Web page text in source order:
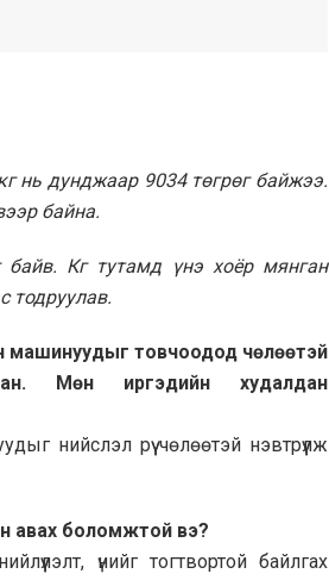
нь дунджаар 9034 төгрөг байжээ.
байна.
Кг тутамд үнэ хоёр мянган
тодруулав.
машинуудыг товчоодод чөлөөтэй
Мөн иргэдийн худалдан
нийслэл рүү чөлөөтэй нэвтрүүлж
авах боломжтой вэ?
үнийг тогтвортой байлгах